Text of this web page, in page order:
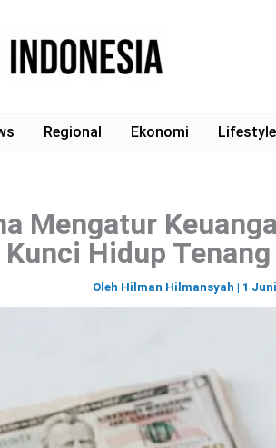
Regional Ekonomi Lifestyle
Mengatur
Hidup
Oleh Hilman Hilmansyah | 1